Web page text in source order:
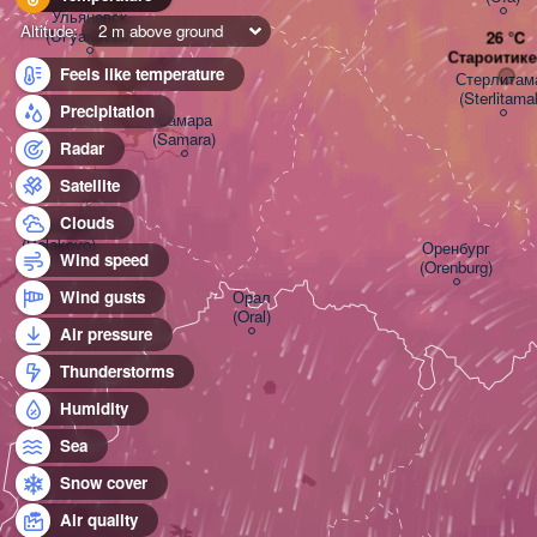
Altitude:
2 m above ground
Feels like temperature
Precipitation
Radar
Satellite
Clouds
Wind speed
Wind gusts
Air pressure
Thunderstorms
Humidity
Sea
Snow cover
Air quality
Самара
(Samara)
Оренбург
(Orenburg)
Ульяновск
(Ul'yanovsk)
Балаково
(Balakovo)
Орал
(Oral)